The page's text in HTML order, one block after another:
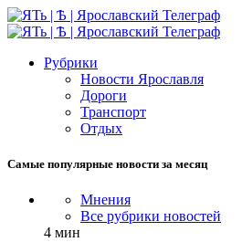
Рубрики
Новости Ярославля
Дороги
Транспорт
Отдых
Самые популярные новости за месяц
Мнения
Все рубрики новостей
4 мин